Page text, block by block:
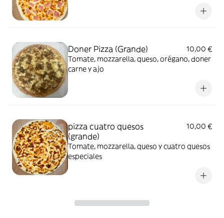
Doner Pizza (Grande)
10,00 €
Tomate, mozzarella, queso, orégano, doner
carne y ajo
pizza cuatro quesos
(grande)
10,00 €
Tomate, mozzarella, queso y cuatro quesos
especiales